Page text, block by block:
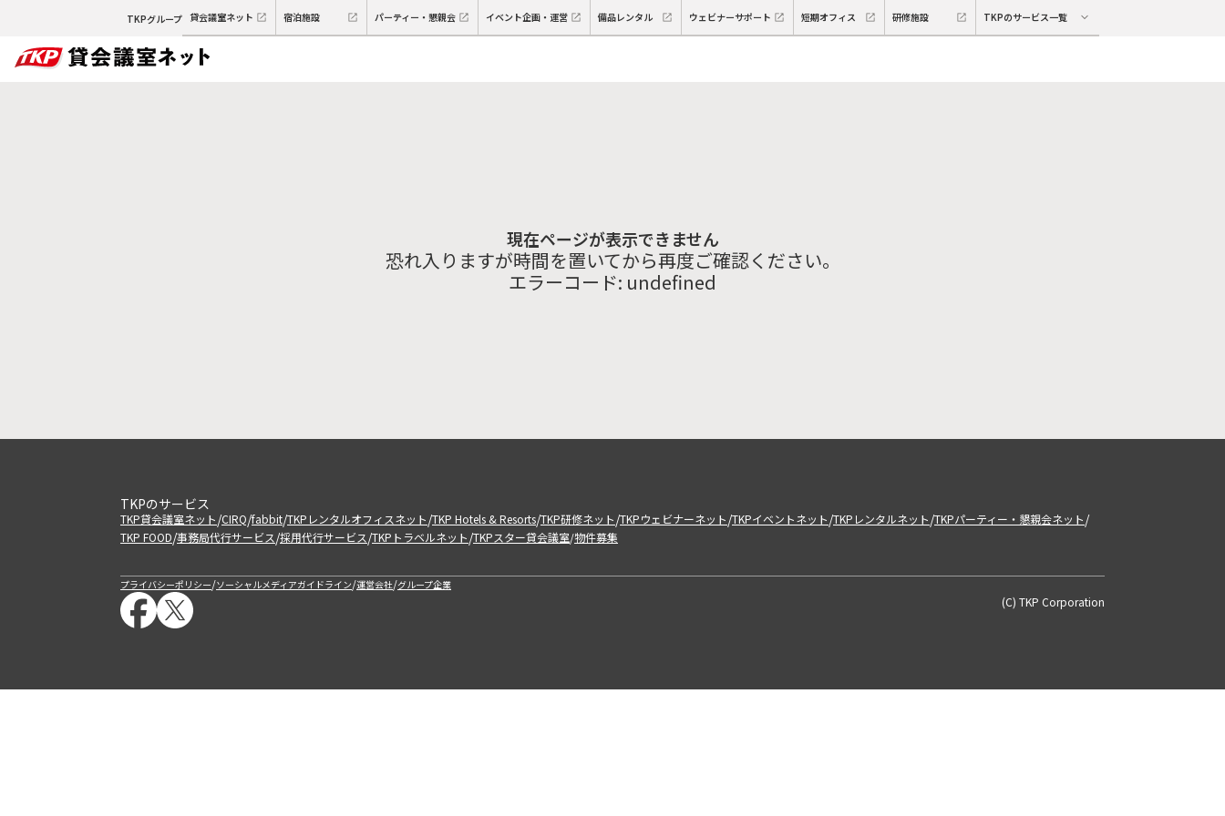
TKPグループ 貸会議室ネット 宿泊施設 パーティー・懇親会 イベント企画・運営 備品レンタル ウェビナーサポート 短期オフィス 研修施設 TKPのサービス一覧
現在ページが表示できません
恐れ入りますが時間を置いてから再度ご確認ください。
エラーコード: undefined
TKPのサービス
TKP貸会議室ネット/CIRQ/fabbit/TKPレンタルオフィスネット/TKP Hotels & Resorts/TKP研修ネット/TKPウェビナーネット/TKPイベントネット/TKPレンタルネット/TKPパーティー・懇親会ネット/
TKP FOOD/事務局代行サービス/採用代行サービス/TKPトラベルネット/TKPスター貸会議室/物件募集
プライバシーポリシー/ソーシャルメディアガイドライン/運営会社/グループ企業
(C) TKP Corporation